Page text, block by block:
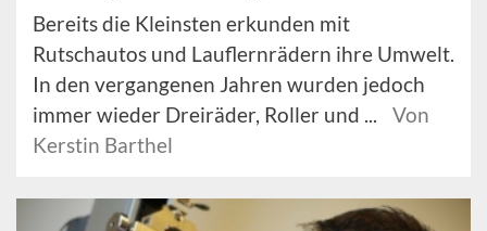
Bereits die Kleinsten erkunden mit
Rutschautos und Lauflernrädern ihre Umwelt.
In den vergangenen Jahren wurden jedoch
immer wieder Dreiräder, Roller und ...
Von
Kerstin Barthel